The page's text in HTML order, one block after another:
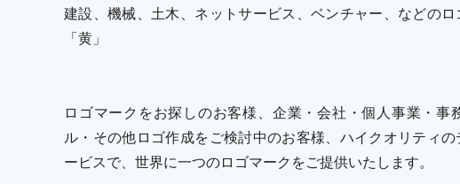
建設、機械、土木、ネットサービス、ベンチャー、などのロ
「黄」
ロゴマークをお探しのお客様、企業・会社・個人事業・事
ル・その他ロゴ作成をご検討中のお客様、ハイクオリティ
ービスで、世界に一つのロゴマークをご提供いたします。